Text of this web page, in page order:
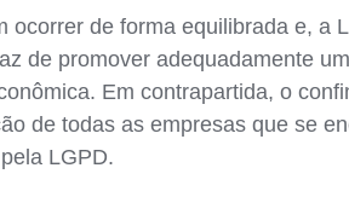
de forma equilibrada e, a
de promover adequadamente
Em contrapartida, o
de todas as empresas que se
LGPD.